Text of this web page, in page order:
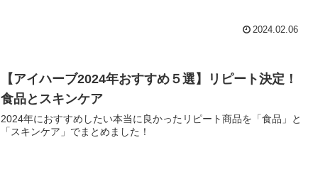
2024.02.06
【アイハーブ2024年おすすめ５選】リピート決定！
食品とスキンケア
2024年におすすめしたい本当に良かったリピート商品を「食品」と
「スキンケア」でまとめました！